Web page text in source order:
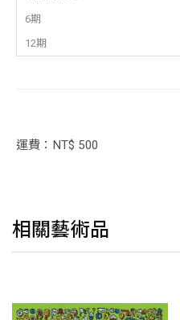
6期
12期
運費：NT$ 500
相關藝術品